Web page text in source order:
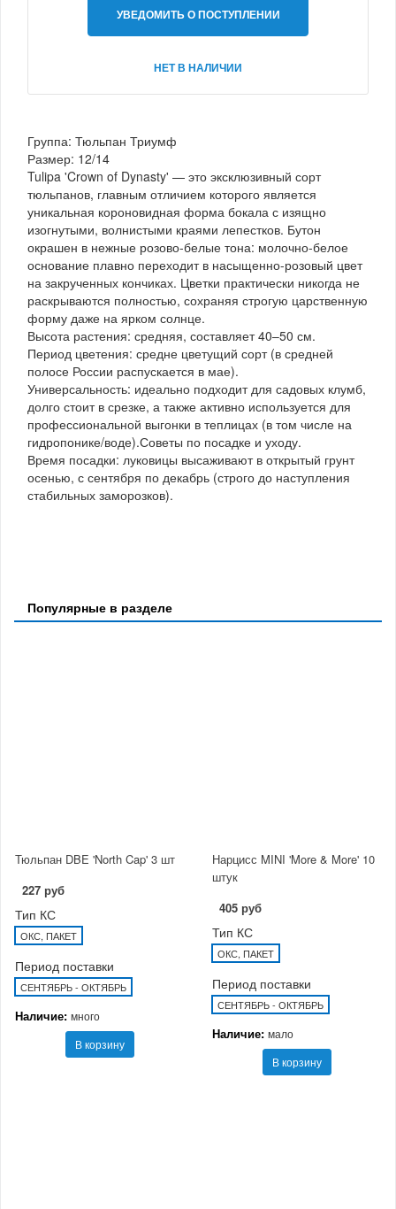
УВЕДОМИТЬ О ПОСТУПЛЕНИИ
НЕТ В НАЛИЧИИ
Группа: Тюльпан Триумф
Размер: 12/14
Tulipa 'Crown of Dynasty' — это эксклюзивный сорт
тюльпанов, главным отличием которого является
уникальная короновидная форма бокала с изящно
изогнутыми, волнистыми краями лепестков. Бутон
окрашен в нежные розово-белые тона: молочно-белое
основание плавно переходит в насыщенно-розовый цвет
на закрученных кончиках. Цветки практически никогда не
раскрываются полностью, сохраняя строгую царственную
форму даже на ярком солнце.
Высота растения: средняя, составляет 40–50 см.
Период цветения: средне цветущий сорт (в средней
полосе России распускается в мае).
Универсальность: идеально подходит для садовых клумб,
долго стоит в срезке, а также активно используется для
профессиональной выгонки в теплицах (в том числе на
гидропонике/воде).Советы по посадке и уходу.
Время посадки: луковицы высаживают в открытый грунт
осенью, с сентября по декабрь (строго до наступления
стабильных заморозков).
Популярные в разделе
Тюльпан DBE 'North Cap' 3 шт
227 руб
Тип КС
ОКС, ПАКЕТ
Период поставки
СЕНТЯБРЬ - ОКТЯБРЬ
Наличие: много
В корзину
Нарцисс MINI 'More & More' 10
штук
405 руб
Тип КС
ОКС, ПАКЕТ
Период поставки
СЕНТЯБРЬ - ОКТЯБРЬ
Наличие: мало
В корзину